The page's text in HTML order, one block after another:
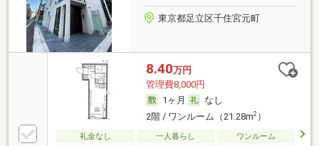
東京都足立区千住宮元町
8.40万円
管理費8,000円
1ヶ月
なし
2階 / ワンルーム（21.28m2）
礼金なし 一人暮らし
ワンルーム